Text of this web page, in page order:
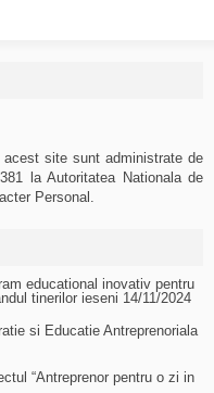
site sunt administrate de
la Autoritatea Nationala de
Personal.
educational inovativ pentru
tinerilor ieseni 14/11/2024
si Educatie Antreprenoriala
“Antreprenor pentru o zi in